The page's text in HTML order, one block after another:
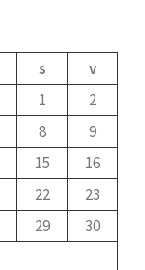
s
v
1
2
8
9
15
16
22
23
29
30